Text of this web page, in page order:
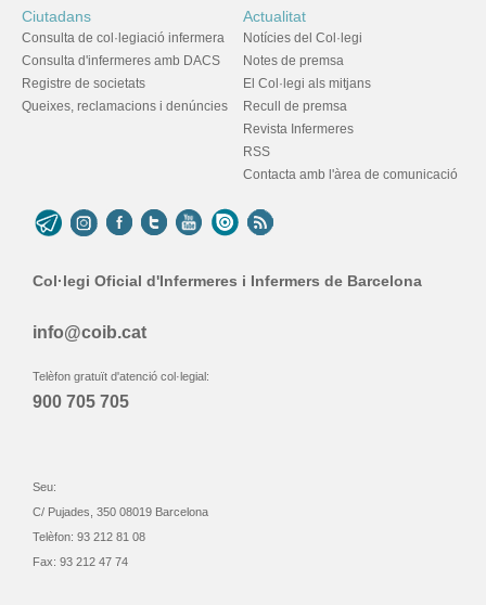
Ciutadans
Consulta de col·legiació infermera
Consulta d'infermeres amb DACS
Registre de societats
Queixes, reclamacions i denúncies
Actualitat
Notícies del Col·legi
Notes de premsa
El Col·legi als mitjans
Recull de premsa
Revista Infermeres
RSS
Contacta amb l'àrea de comunicació
Col·legi Oficial d'Infermeres i Infermers de Barcelona
info@coib.cat
Telèfon gratuït d'atenció col·legial:
900 705 705
Seu:
C/ Pujades, 350 08019 Barcelona
Telèfon: 93 212 81 08
Fax: 93 212 47 74